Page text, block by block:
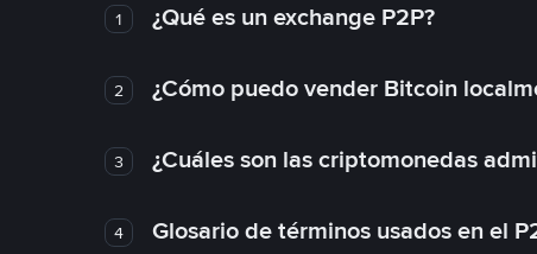
1 ¿Qué es un exchange P2P?
2 ¿Cómo puedo vender Bitcoin
3 ¿Cuáles son las criptomonedas
4 Glosario de términos usados en el